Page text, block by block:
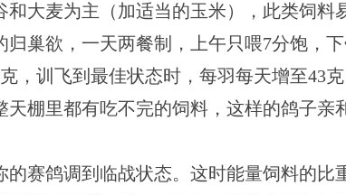
大麦为主（加适当的玉米），此类饲料
巢欲，一天两餐制，上午只喂7分饱，下
，训飞到最佳状态时，每羽每天增至43
棚里都有吃不完的饲料，这样的鸽子亲
的赛鸽调到临战状态。这时能量饲料的比